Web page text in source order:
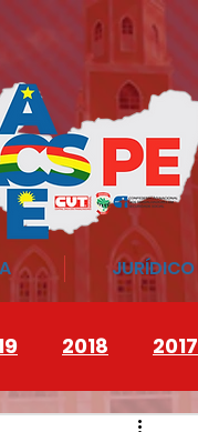
JURÍDICO
2018 2017